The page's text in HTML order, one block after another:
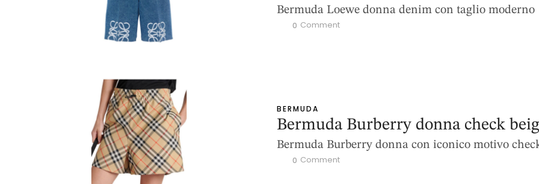
Bermuda Loewe donna denim con taglio moderno
0 Comment
BERMUDA
Bermuda Burberry donna check
Bermuda Burberry donna con iconico motivo
0 Comment